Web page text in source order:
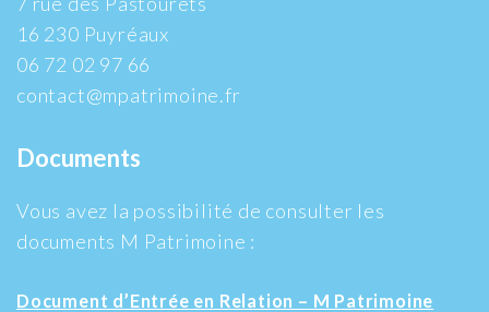
16 230 Puyréaux
06 72 02 97 66
contact@mpatrimoine.fr
Documents
Vous avez la possibilité de consulter les
documents M Patrimoine :
Document d’Entrée en Relation – M Patrimoine